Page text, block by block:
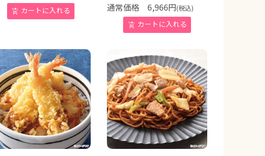
通常価格 6,966円(税込)